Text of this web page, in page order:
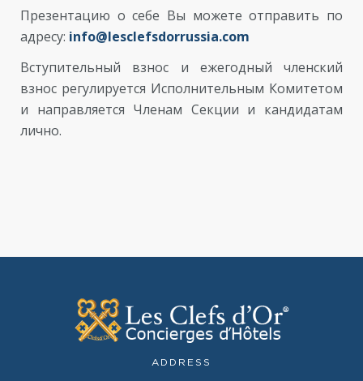
Презентацию о себе Вы можете отправить по
адресу: info@lesclefsdorrussia.com
Вступительный взнос и ежегодный членский
взнос регулируется Исполнительным Комитетом
и направляется Членам Секции и кандидатам
лично.
ADDRESS